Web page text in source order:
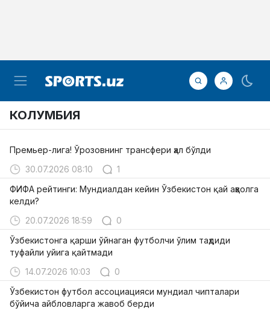
КОЛУМБИЯ
Премьер-лига! Ўрозовнинг трансфери ҳал бўлди
30.07.2026 08:10
1
ФИФА рейтинги: Мундиалдан кейин Ўзбекистон қай аҳволга
келди?
20.07.2026 18:59
0
Ўзбекистонга қарши ўйнаган футболчи ўлим таҳдиди
туфайли уйига қайтмади
14.07.2026 10:03
0
Ўзбекистон футбол ассоциацияси мундиал чипталари
бўйича айбловларга жавоб берди